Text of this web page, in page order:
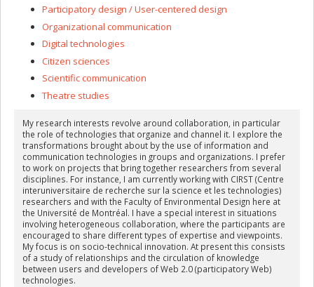
Participatory design / User-centered design
Organizational communication
Digital technologies
Citizen sciences
Scientific communication
Theatre studies
My research interests revolve around collaboration, in particular
the role of technologies that organize and channel it. I explore the
transformations brought about by the use of information and
communication technologies in groups and organizations. I prefer
to work on projects that bring together researchers from several
disciplines. For instance, I am currently working with CIRST (Centre
interuniversitaire de recherche sur la science et les technologies)
researchers and with the Faculty of Environmental Design here at
the Université de Montréal. I have a special interest in situations
involving heterogeneous collaboration, where the participants are
encouraged to share different types of expertise and viewpoints.
My focus is on socio-technical innovation. At present this consists
of a study of relationships and the circulation of knowledge
between users and developers of Web 2.0 (participatory Web)
technologies.